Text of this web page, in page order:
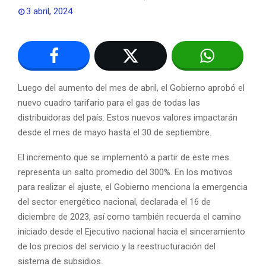
3 abril, 2024
Luego del aumento del mes de abril, el Gobierno aprobó el
nuevo cuadro tarifario para el gas de todas las
distribuidoras del país. Estos nuevos valores impactarán
desde el mes de mayo hasta el 30 de septiembre.
El incremento que se implementó a partir de este mes
representa un salto promedio del 300%. En los motivos
para realizar el ajuste, el Gobierno menciona la emergencia
del sector energético nacional, declarada el 16 de
diciembre de 2023, así como también recuerda el camino
iniciado desde el Ejecutivo nacional hacia el sinceramiento
de los precios del servicio y la reestructuración del
sistema de subsidios.